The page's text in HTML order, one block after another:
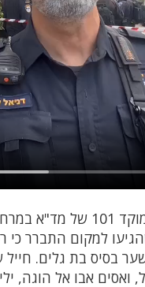
בשעה 10:31, התקבל
למקום התברר כי
שער בסיס בת גלים.